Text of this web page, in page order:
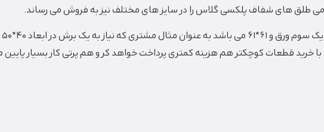
طلق های شفاف پلکسی گلاس را در سایز های مختلف نیز به فروش می رساند.